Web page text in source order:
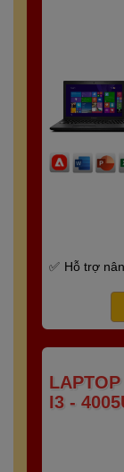
Hỗ trợ
I3 -
820M/